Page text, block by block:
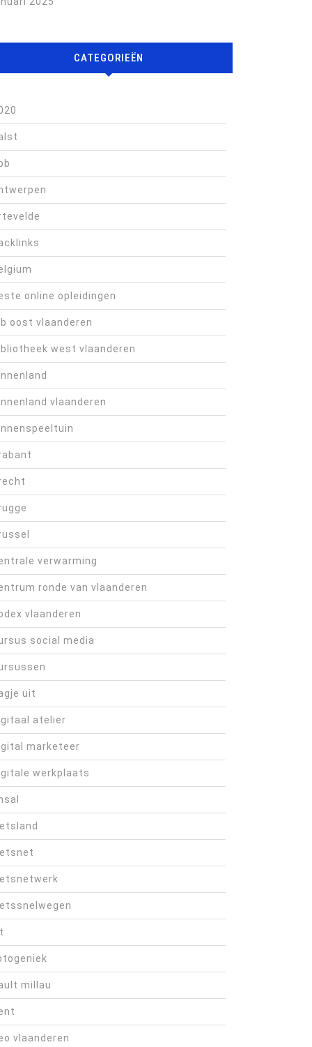
CATEGORIEËN
online opleidingen
oost vlaanderen
west vlaanderen
vlaanderen
verwarming
ronde van vlaanderen
vlaanderen
social media
uit
atelier
marketeer
werkplaats
millau
vlaanderen